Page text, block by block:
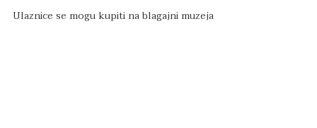
Ulaznice se mogu kupiti na blagajni muzeja